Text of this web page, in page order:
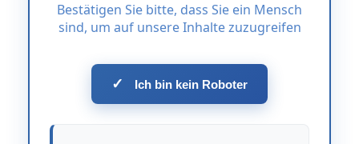
Bestätigen Sie bitte, dass Sie ein Mensch
sind, um auf unsere Inhalte zuzugreifen
✓ Ich bin kein Roboter